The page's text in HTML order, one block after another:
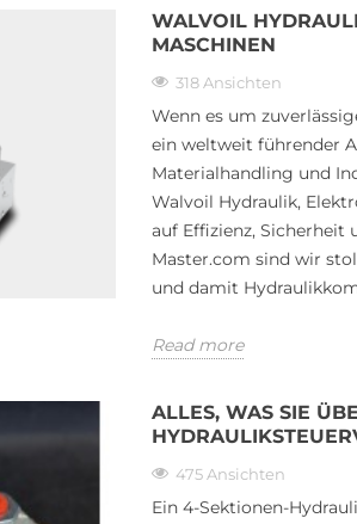
DIE RICHTIGEN
LEISTUNG VON TRAKTOR-
MAXIMIEREN
448 Ansichten
Lader sind die Arbeitstiere
IN
Ein
WALVOIL
MASCHINEN
318 Ansichten
Wenn es um
ein weltweit führender
Materialhandling und
Walvoil Hydraulik,
auf Effizienz, Sicherheit
Master.com sind wir
und damit
Read more
ALLES, WAS SIE
475 Ansichten
Ein 4-Sektionen-